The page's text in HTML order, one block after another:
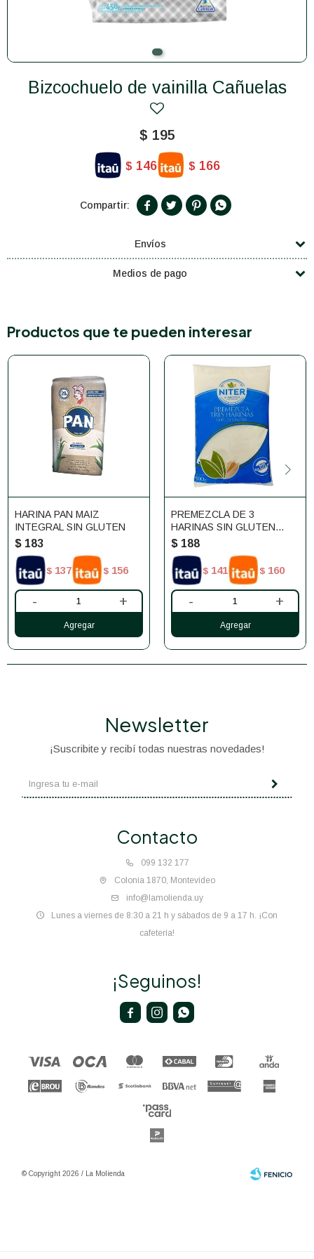
Bizcochuelo de vainilla Cañuelas
$ 195
$ 146 $ 166
   
Envíos
Medios de pago
Productos que te pueden interesar
HARINA PAN MAIZ
INTEGRAL SIN GLUTEN
$ 183
$ 137 $ 156
- +
PREMEZCLA DE 3
HARINAS SIN GLUTEN
NITER 800G
$ 188
$ 141 $ 160
- +
Contacto
099 132 177
Colonia 1870, Montevideo
info@lamolienda.uy
Lunes a viernes de 8:30 a 21 h y sábados de 9 a 17 h. ¡Con
cafetería!
Newsletter
¡Suscribite y recibí todas nuestras novedades!
¡Seguinos!
  
© Copyright 2026 / La Molienda